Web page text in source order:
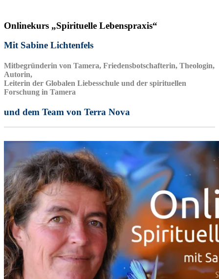
Onlinekurs „Spirituelle Lebenspraxis“
Mit Sabine Lichtenfels
Mitbegründerin von Tamera, Friedensbotschafterin, Theologin,
Autorin,
Leiterin der Globalen Liebesschule und der spirituellen
Forschung in Tamera
und dem Team von Terra Nova